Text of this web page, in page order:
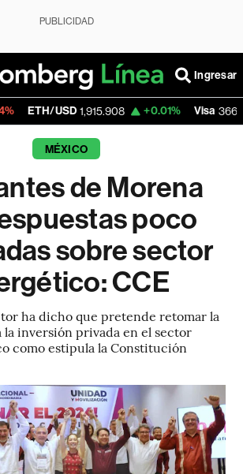
PUBLICIDAD
Ingresar
1,915.908 +0.01% Visa 366.54 -
MÉXICO
de Morena
poco
sobre sector
CCE
ha dicho que pretende retomar la
la inversión privada en el sector
como estipula la Constitución